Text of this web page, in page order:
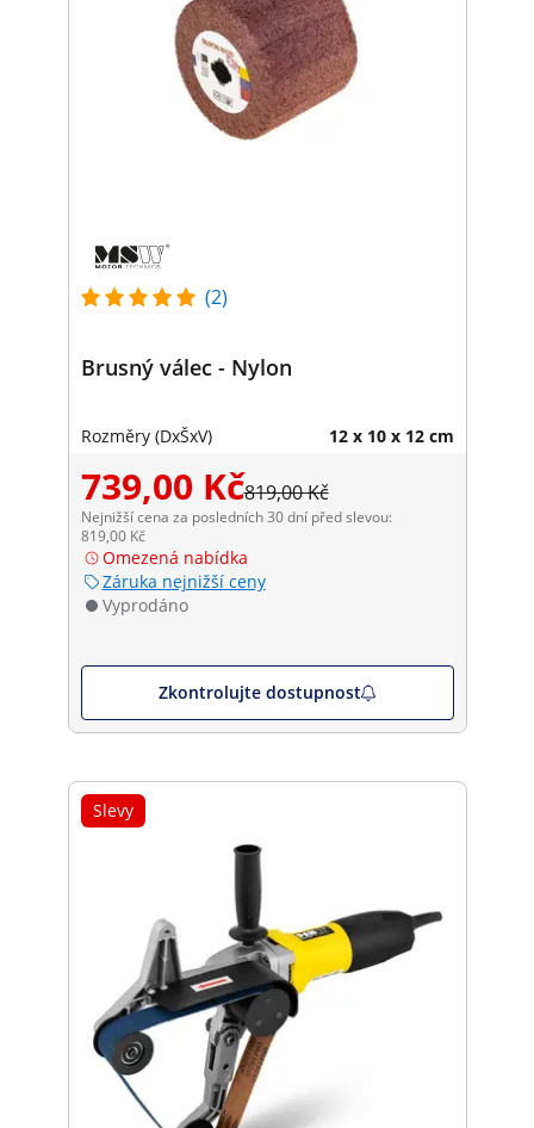
(2)
Brusný válec - Nylon
Rozměry (DxŠxV) 12 x 10 x 12 cm
739,00 Kč819,00 Kč
Nejnižší cena za posledních 30 dní před slevou:
819,00 Kč
Omezená nabídka
Záruka nejnižší ceny
Vyprodáno
Zkontrolujte dostupnost
Slevy